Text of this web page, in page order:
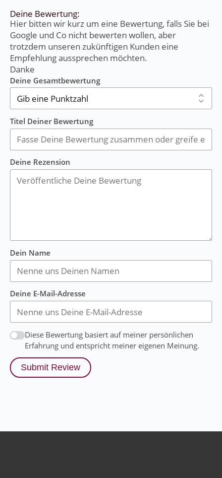
Deine Bewertung:
Hier bitten wir kurz um eine Bewertung, falls Sie bei
Google und Co nicht bewerten wollen, aber
trotzdem unseren zukünftigen Kunden eine
Empfehlung aussprechen möchten.
Danke
Deine Gesamtbewertung
Titel Deiner Bewertung
Deine Rezension
Dein Name
Deine E-Mail-Adresse
Diese Bewertung basiert auf meiner persönlichen
Erfahrung und entspricht meiner eigenen Meinung.
Submit Review